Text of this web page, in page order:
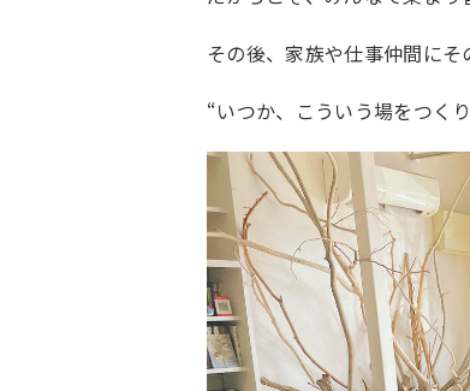
その後、家族や仕事仲間にそ
“いつか、こういう場をつく